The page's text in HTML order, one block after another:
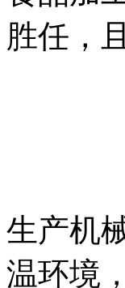
胜任，
生产机
温环境